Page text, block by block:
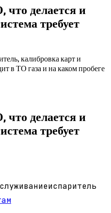
делается и
требует
калибровка карт и
в ТО газа и на каком пробеге
делается и
требует
испаритель